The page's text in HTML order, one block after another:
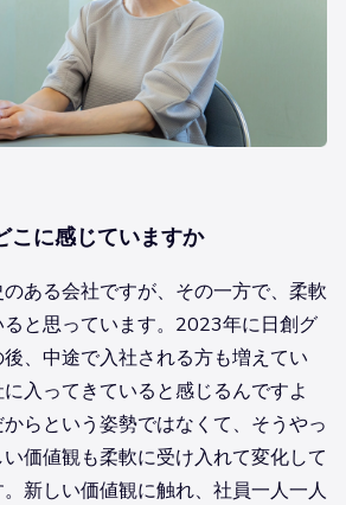
こに感じていますか
ある会社ですが、その一方で、柔軟
と思っています。2023年に日創グ
、中途で入社される方も増えてい
入ってきていると感じるんですよ
らという姿勢ではなくて、そうやっ
価値観も柔軟に受け入れて変化して
新しい価値観に触れ、社員一人一人